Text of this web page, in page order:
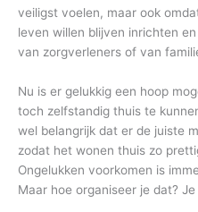
veiligst voelen, maar ook
leven willen blijven inrichten
van zorgverleners of van
Nu is er gelukkig een hoop
toch zelfstandig thuis te
wel belangrijk dat er de juiste
zodat het wonen thuis zo
Ongelukken voorkomen is
Maar hoe organiseer je dat?